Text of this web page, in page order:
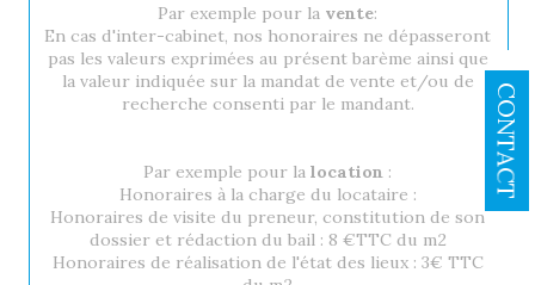
CONTACT
Par exemple pour la vente:
En cas d'inter-cabinet, nos honoraires ne dépasseront
pas les valeurs exprimées au présent barème ainsi que
la valeur indiquée sur la mandat de vente et/ou de
recherche consenti par le mandant.
Par exemple pour la location :
Honoraires à la charge du locataire :
Honoraires de visite du preneur, constitution de son
dossier et rédaction du bail : 8 €TTC du m2
Honoraires de réalisation de l'état des lieux : 3€ TTC